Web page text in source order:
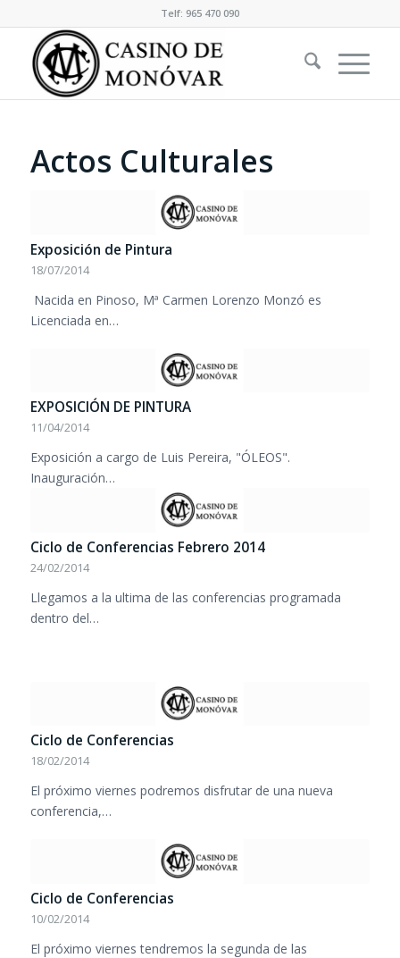
Telf: 965 470 090
Actos Culturales
Exposición de Pintura
18/07/2014
Nacida en Pinoso, Mª Carmen Lorenzo Monzó es
Licenciada en…
EXPOSICIÓN DE PINTURA
11/04/2014
Exposición a cargo de Luis Pereira, "ÓLEOS".
Inauguración…
Ciclo de Conferencias Febrero 2014
24/02/2014
Llegamos a la ultima de las conferencias programada
dentro del…
Ciclo de Conferencias
18/02/2014
El próximo viernes podremos disfrutar de una nueva
conferencia,…
Ciclo de Conferencias
10/02/2014
El próximo viernes tendremos la segunda de las